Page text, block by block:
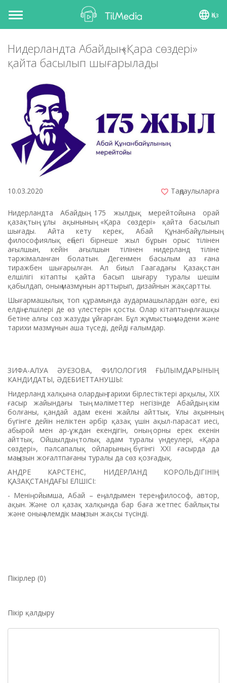
Toggle
navigation
Қаз
Нидерландта Абайдың «Қара сөздері»
қайта басылып шығарылады
10.03.2020 Таңдаулыларға
Нидерландта Абайдың 175 жылдық мерейтойына орай
қазақтың ұлы ақынының «Қара сөздері» қайта басылып
шығады. Айта кету керек, Абай Құнанбайұлының
философиялық еңбегі бірнеше жыл бұрын орыс тілінен
ағылшын, кейін ағылшын тілінен нидерланд тіліне
тәржімаланған болатын. Дегенмен басылым аз ғана
тиражбен шығарылған. Ал биыл Гаагадағы Қазақстан
елшілігі кітапты қайта басып шығару туралы шешім
қабылдап, оның мазмұнын арттырып, дизайнын жақсартты.
Шығармашылық топ құрамында аудармашылардан өзге, екі
елдің елшілері де өз үлестерін қосты. Олар кітаптың алғашқы
бетіне алғы сөз жазуды ұйғарған. Бұл жұмыстың мәдени және
тарихи мазмұнын аша түседі, дейді ғалымдар.
ЗИФА-АЛУА ӘУЕЗОВА, ФИЛОЛОГИЯ ҒЫЛЫМДАРЫНЫҢ
КАНДИДАТЫ, ӘДЕБИЕТТАНУШЫ:
Нидерланд халқына олардың тарихи бірлестіктері арқылы, XIX
ғасыр жайындағы тың мәліметтер негізінде Абайдың кім
болғаны, қандай адам екені жайлы айттық. Ұлы ақынның
бүгінге дейін неліктен әрбір қазақ үшін ақыл-парасат иесі,
абырой мен ар-ұждан екендігін, оның орны ерек екенін
айттық. Ойшылдың толық адам туралы үндеулері, «Қара
сөздері», пәлсапалық ойларының бүгінгі XXI ғасырда да
маңызын жоғалтпағаны туралы да сөз қозғадық.
АНДРЕ КАРСТЕНС, НИДЕРЛАНД КОРОЛЬДІГІНІҢ
ҚАЗАҚСТАНДАҒЫ ЕЛШІСІ:
- Менің ойымша, Абай – ең алдымен терең философ, автор,
ақын. Және ол қазақ халқында бар баға жетпес байлықты
және оның әлемдік маңызын жақсы түсінді.
Пікірлер (0)
Пікір қалдыру